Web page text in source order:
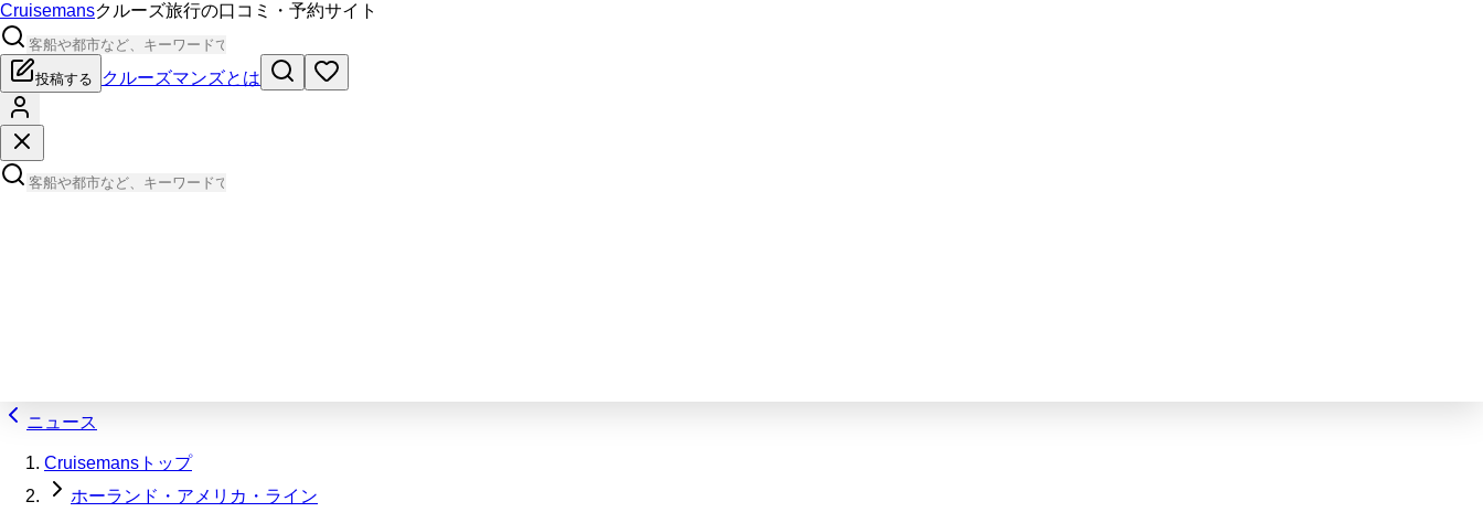
Cruisemansクルーズ旅行の口コミ・予約サイト
投稿する クルーズマンズとは
ニュース
Cruisemansトップ
ホーランド・アメリカ・ライン